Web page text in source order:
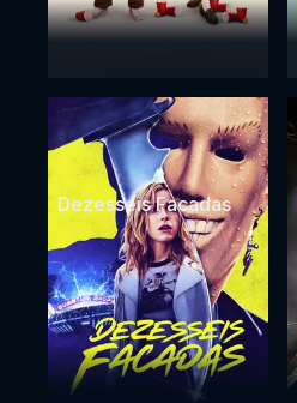
Dezesseis Facadas